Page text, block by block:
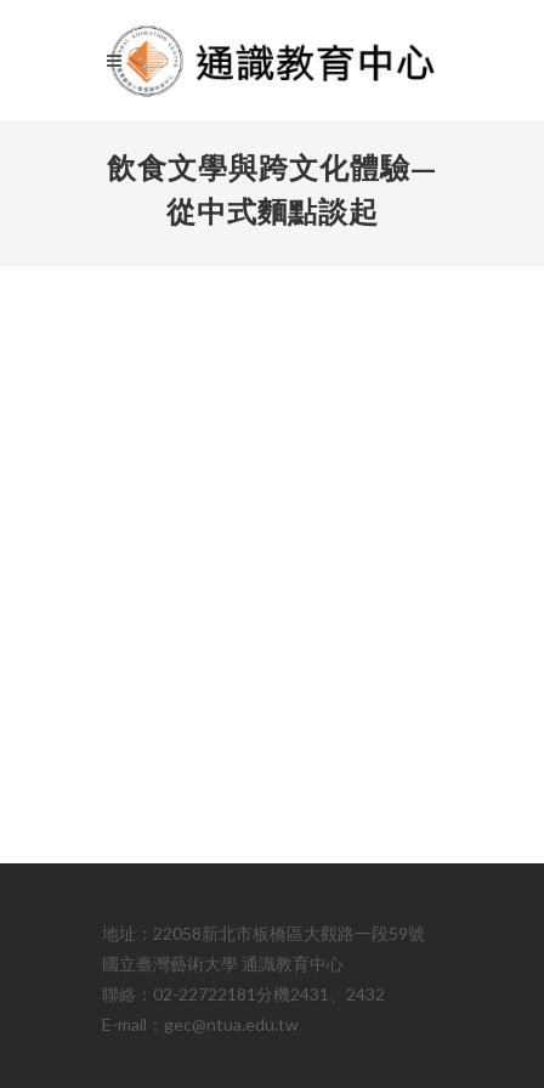
飲食文學與跨文化體驗—
從中式麵點談起
地址：22058新北市板橋區大觀路一段59號
國立臺灣藝術大學 通識教育中心
聯絡：02-22722181分機2431、2432
E-mail：gec@ntua.edu.tw